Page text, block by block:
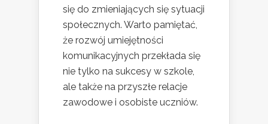
się do zmieniających się sytuacji
społecznych. Warto pamiętać,
że rozwój umiejętności
komunikacyjnych przekłada się
nie tylko na sukcesy w szkole,
ale także na przyszłe relacje
zawodowe i osobiste uczniów.